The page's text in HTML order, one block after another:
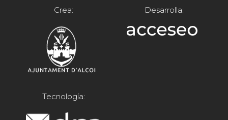
Crea: Desarrolla:
Tecnología: